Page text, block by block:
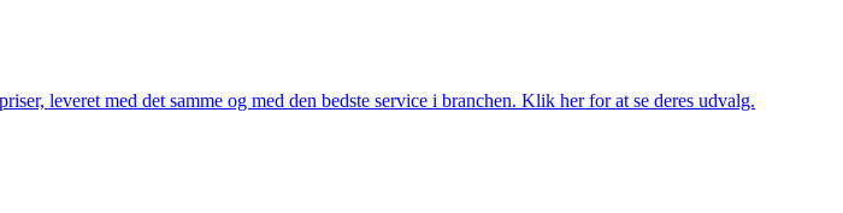
leveret med det samme og med den bedste service i branchen. Klik her for at se deres udvalg.